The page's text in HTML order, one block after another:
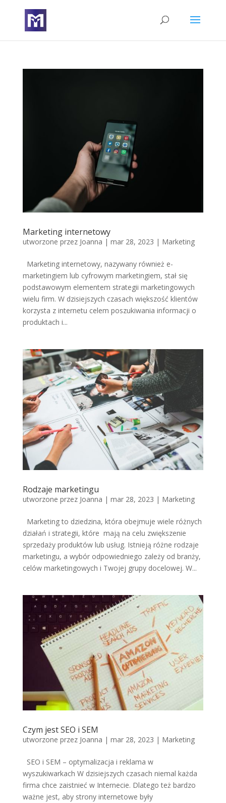
Marketing internetowy
utworzone przez Joanna | mar 28, 2023 | Marketing
Marketing internetowy, nazywany również e-
marketingiem lub cyfrowym marketingiem, stał się
podstawowym elementem strategii marketingowych
wielu firm. W dzisiejszych czasach większość klientów
korzysta z internetu celem poszukiwania informacji o
produktach i...
Rodzaje marketingu
utworzone przez Joanna | mar 28, 2023 | Marketing
Marketing to dziedzina, która obejmuje wiele różnych
działań i strategii, które mają na celu zwiększenie
sprzedaży produktów lub usług. Istnieją różne rodzaje
marketingu, a wybór odpowiedniego zależy od branży,
celów marketingowych i Twojej grupy docelowej. W...
Czym jest SEO i SEM
utworzone przez Joanna | mar 28, 2023 | Marketing
SEO i SEM – optymalizacja i reklama w
wyszukiwarkach W dzisiejszych czasach niemal każda
firma chce zaistnieć w Internecie. Dlatego też bardzo
ważne jest, aby strony internetowe były